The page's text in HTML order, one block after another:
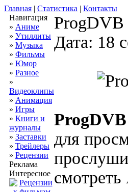
Главная | Статистика | Контакты
Навигация
» Аниме
» Утиллиты
» Музыка
» Фильмы
» Юмор
» Разное
»
Видеоклипы
» Анимация
» Игры
» Книги и
журналы
» Заставки
» Трейлеры
» Рецензии
Реклама
Интересное
ProgDVB
Дата: 18
ProgDVB
для